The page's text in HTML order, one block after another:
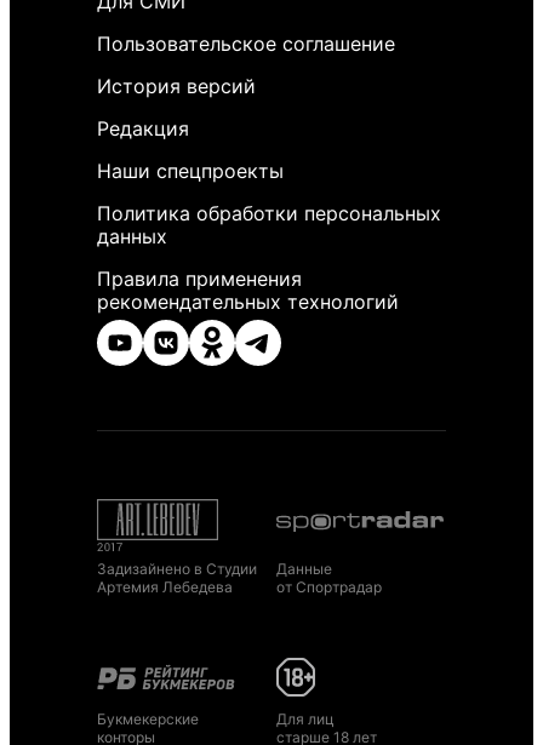
Пользовательское соглашение
История версий
Редакция
Наши спецпроекты
Политика обработки персональных
данных
Правила применения
рекомендательных технологий
Задизайнено в Студии
Артемия Лебедева
Данные
от Спортрадар
Букмекерские
конторы
Для лиц
старше 18 лет